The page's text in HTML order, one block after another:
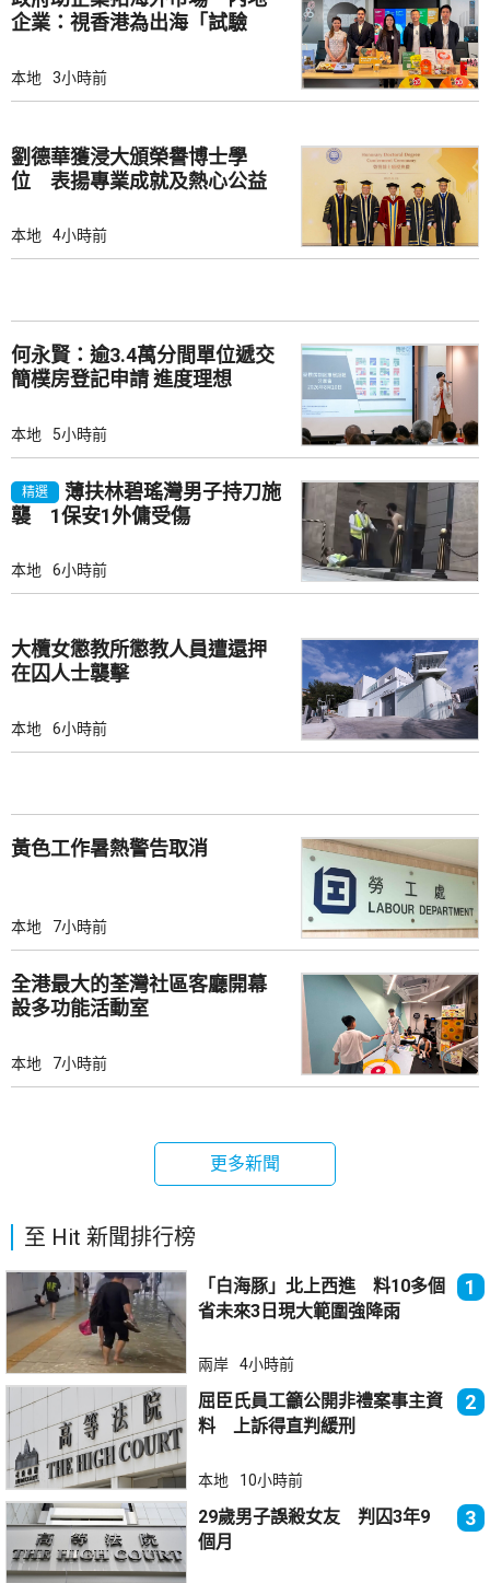
企業：視香港為出海「試驗
本地 3小時前
劉德華獲浸大頒榮譽博士學
位 表揚專業成就及熱心公益
本地 4小時前
何永賢：逾3.4萬分間單位遞交
簡樸房登記申請 進度理想
本地 5小時前
精選
薄扶林碧瑤灣男子持刀施
襲 1保安1外傭受傷
本地 6小時前
大欖女懲教所懲教人員遭還押
在囚人士襲擊
本地 6小時前
黃色工作暑熱警告取消
本地 7小時前
全港最大的荃灣社區客廳開幕
設多功能活動室
本地 7小時前
更多新聞
至 Hit 新聞排行榜
「白海豚」北上西進 料10多個
省未來3日現大範圍強降雨
1
兩岸 4小時前
屈臣氏員工籲公開非禮案事主資
料 上訴得直判緩刑
2
本地 10小時前
29歲男子誤殺女友 判囚3年9
個月
3